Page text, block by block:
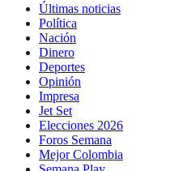
Últimas noticias
Política
Nación
Dinero
Deportes
Opinión
Impresa
Jet Set
Elecciones 2026
Foros Semana
Mejor Colombia